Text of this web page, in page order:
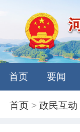
首页 要闻
首页 >政民互动